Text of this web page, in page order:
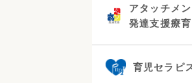
アタッチメン
発達支援療
育児セラピ